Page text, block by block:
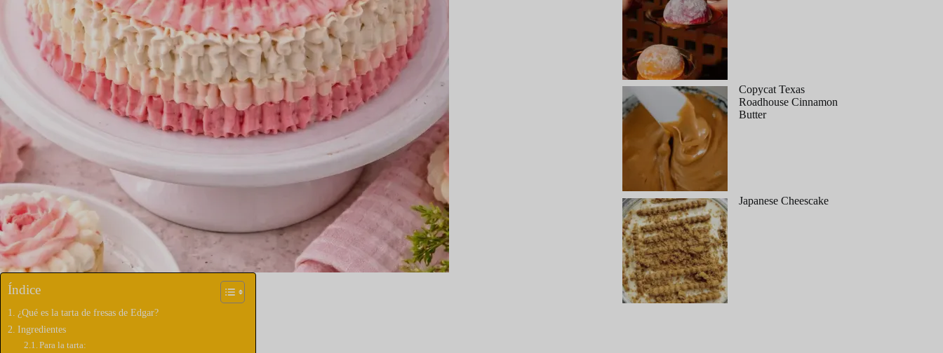
Índice
¿Qué es la tarta de fresas de Edgar?
Ingredientes
Para la tarta:
Copycat Texas
Roadhouse Cinnamon
Butter
Japanese Cheescake